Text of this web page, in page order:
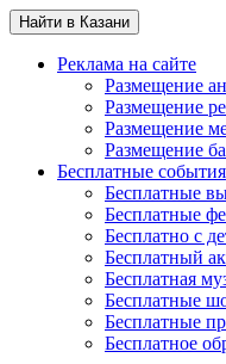
Найти в Казани
Реклама на сайте
Размещение
Размещение
Размещение
Размещение
Бесплатные события
Бесплатные
Бесплатные
Бесплатно с
Бесплатный
Бесплатная
Бесплатные
Бесплатные
Бесплатное